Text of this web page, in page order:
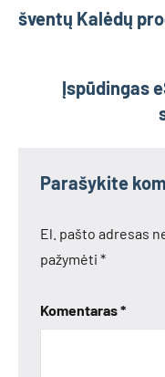
tarp
šventų Kalėdų
Įspūdingas
Parašykite
El. pašto adresas
pažymėti *
Komentaras*